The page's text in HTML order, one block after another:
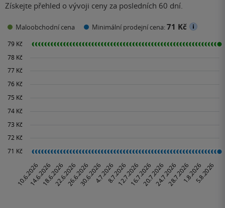
Získejte přehled o vývoji ceny za posledních 60 dní.
Maloobchodní cena Minimální prodejní cena:71 Kč